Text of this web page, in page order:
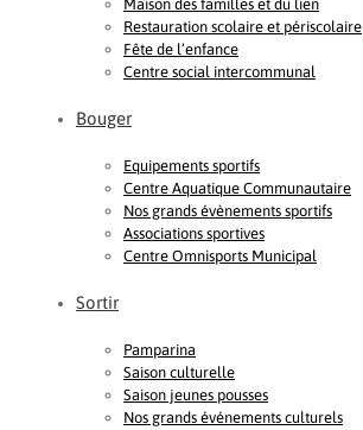
Maison des familles et du lien
Restauration scolaire et périscolaire
Fête de l’enfance
Centre social intercommunal
Bouger
Equipements sportifs
Centre Aquatique Communautaire
Nos grands évènements sportifs
Associations sportives
Centre Omnisports Municipal
Sortir
Pamparina
Saison culturelle
Saison jeunes pousses
Nos grands événements culturels